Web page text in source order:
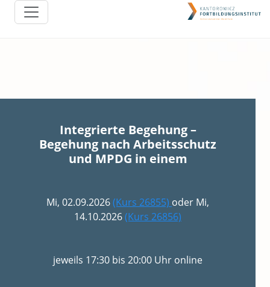
Integrierte Begehung –
Begehung nach Arbeitsschutz
und MPDG in einem
Mi, 02.09.2026(Kurs 26855) oder Mi,
14.10.2026(Kurs 26856)
jeweils 17:30 bis 20:00 Uhr online